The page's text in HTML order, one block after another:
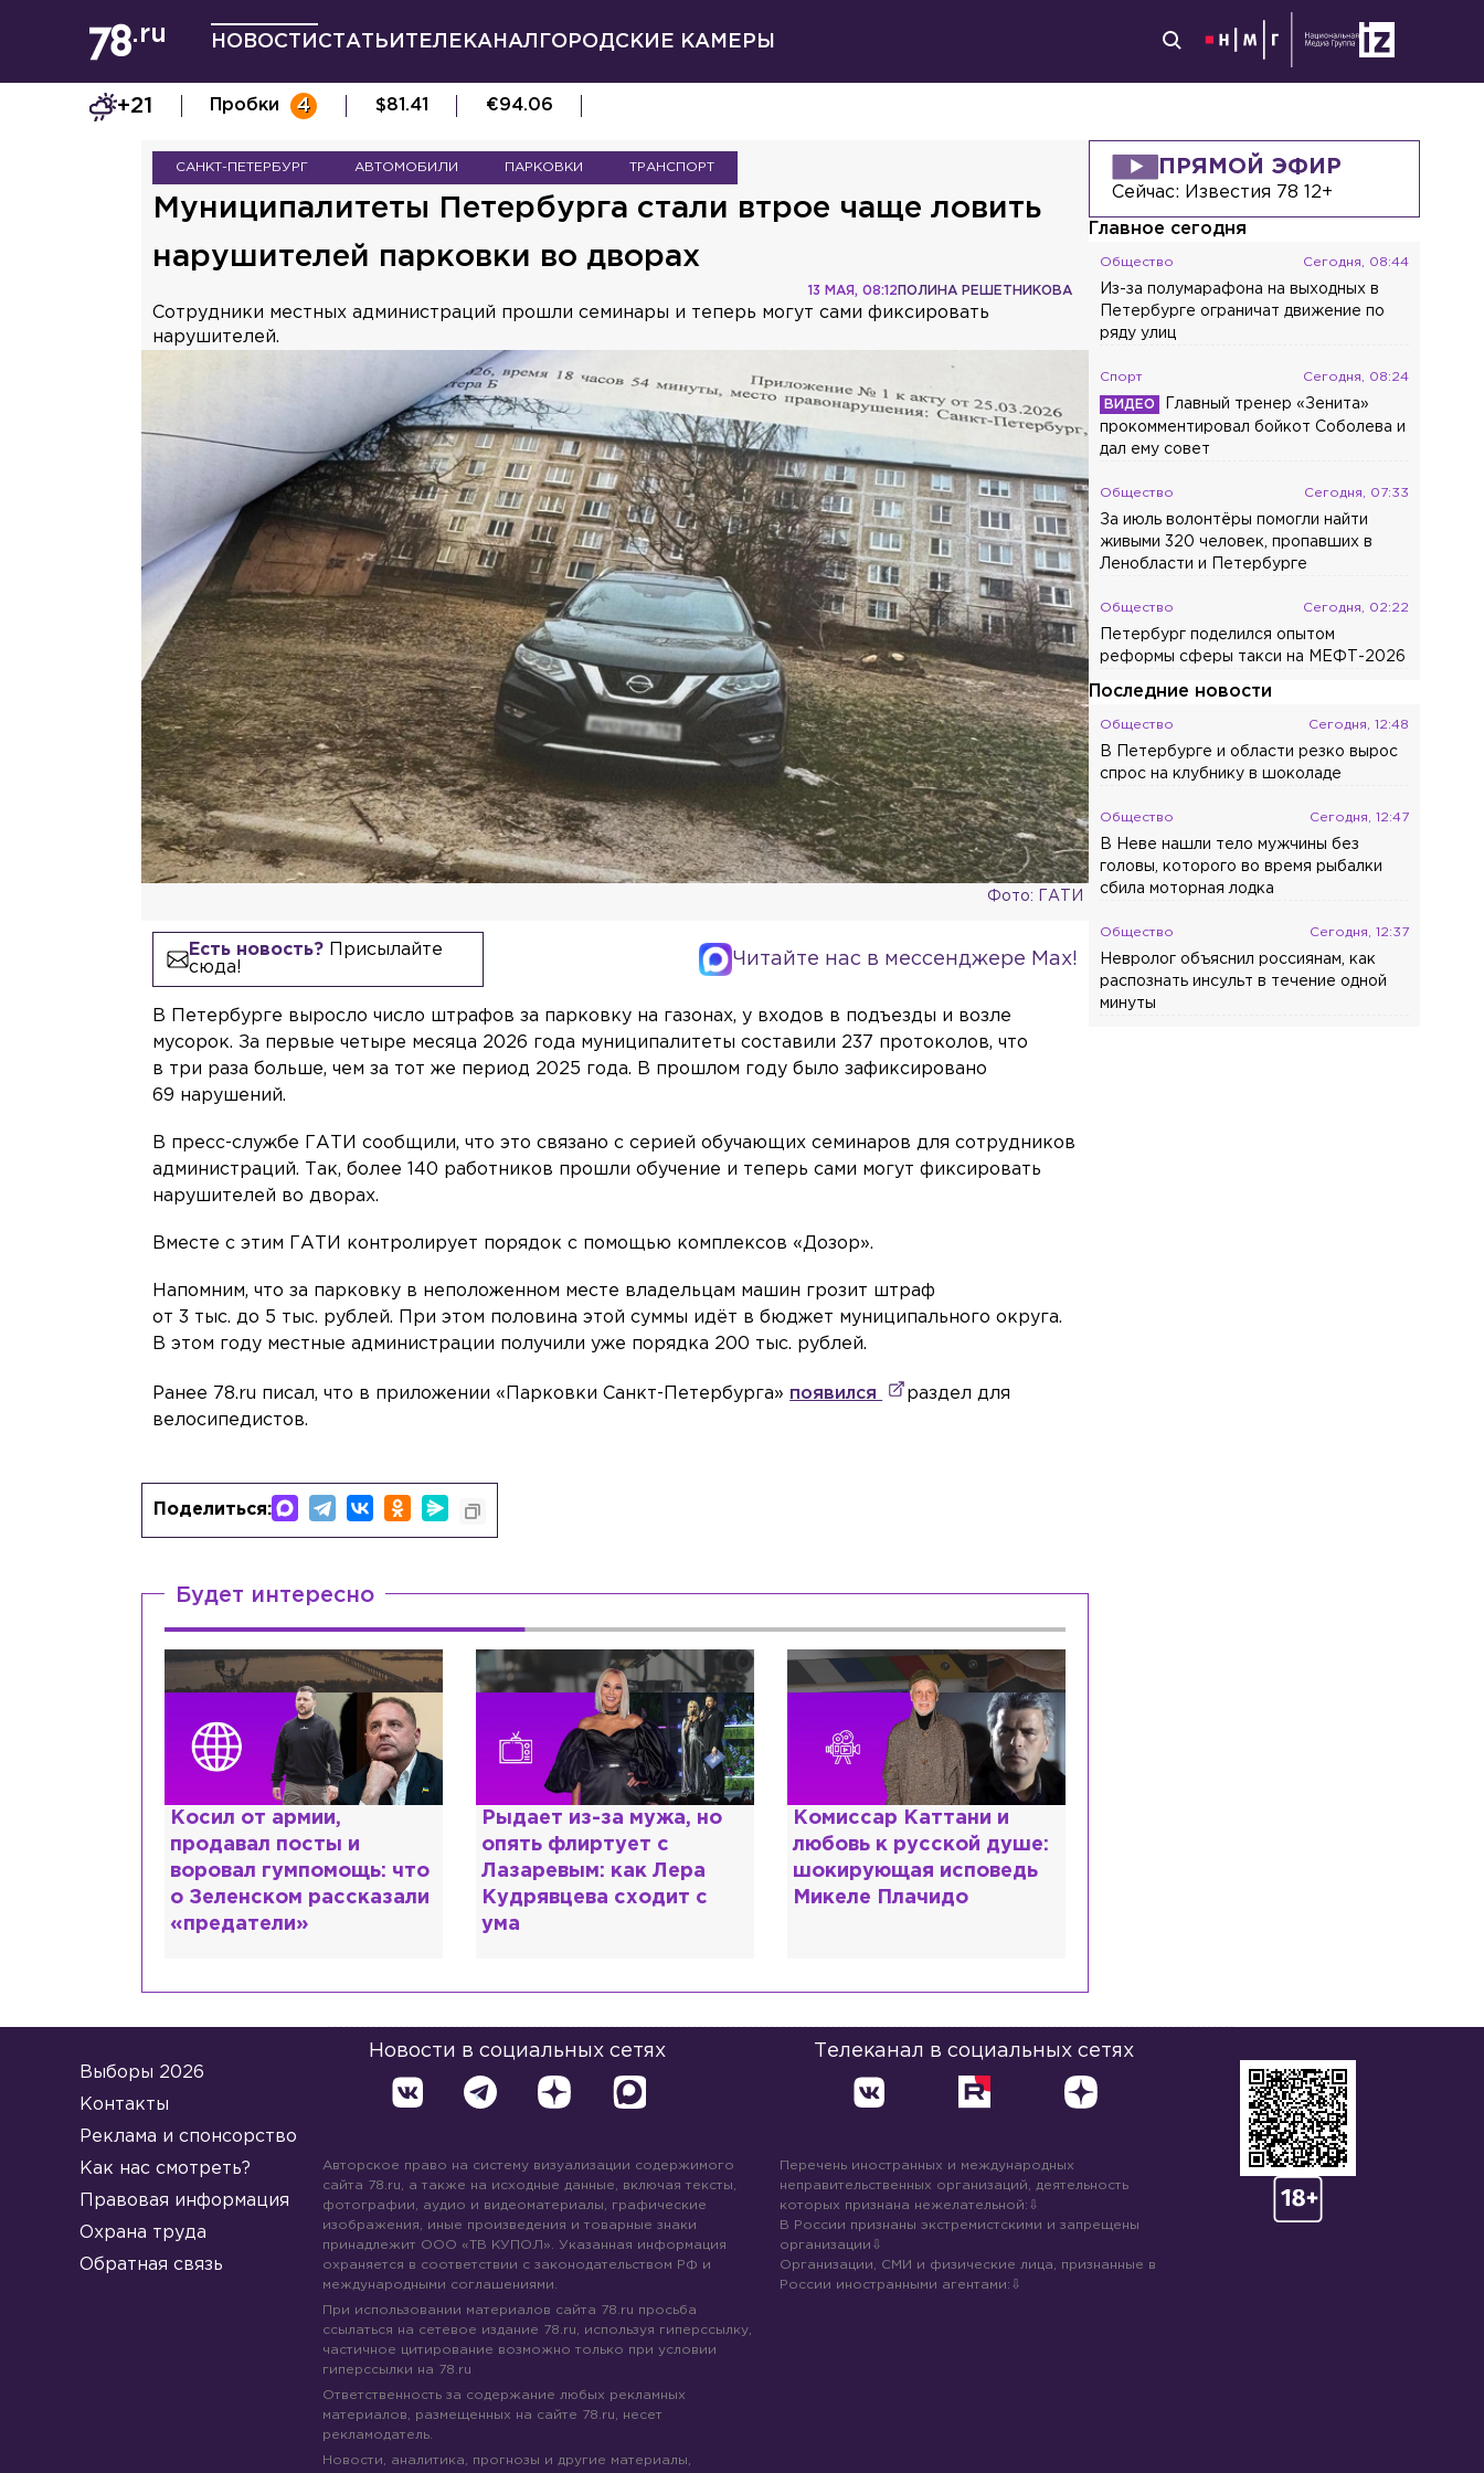
НОВОСТИ СТАТЬИ ТЕЛЕКАНАЛ ГОРОДСКИЕ КАМЕРЫ
+21 Пробки 4 $81.41 €94.06
САНКТ-ПЕТЕРБУРГ АВТОМОБИЛИ ПАРКОВКИ ТРАНСПОРТ
Муниципалитеты Петербурга стали втрое чаще ловить
нарушителей парковки во дворах
ПОЛИНА РЕШЕТНИКОВА
13 МАЯ, 08:12
Сотрудники местных администраций прошли семинары и теперь могут сами фиксировать
нарушителей.
Фото: ГАТИ
Есть новость?Присылайте
сюда!
Читайте нас в мессенджере Max!
В Петербурге выросло число штрафов за парковку на газонах, у входов в подъезды и возле
мусорок. За первые четыре месяца 2026 года муниципалитеты составили 237 протоколов, что
в три раза больше, чем за тот же период 2025 года. В прошлом году было зафиксировано
69 нарушений.
В пресс-службе ГАТИ сообщили, что это связано с серией обучающих семинаров для сотрудников
администраций. Так, более 140 работников прошли обучение и теперь сами могут фиксировать
нарушителей во дворах.
Вместе с этим ГАТИ контролирует порядок с помощью комплексов «Дозор».
Напомним, что за парковку в неположенном месте владельцам машин грозит штраф
от 3 тыс. до 5 тыс. рублей. При этом половина этой суммы идёт в бюджет муниципального округа.
В этом году местные администрации получили уже порядка 200 тыс. рублей.
Ранее 78.ru писал, что в приложении «Парковки Санкт-Петербурга» появился
раздел для
велосипедистов.
Поделиться:
Будет интересно
Косил от армии,
продавал посты и
воровал гумпомощь: что
о Зеленском рассказали
«предатели»
Рыдает из-за мужа, но
опять флиртует с
Лазаревым: как Лера
Кудрявцева сходит с
ума
Комиссар Каттани и
любовь к русской душе:
шокирующая исповедь
Микеле Плачидо
ПРЯМОЙ ЭФИР
Сейчас: Известия 78 12+
Главное сегодня
Общество Сегодня, 08:44
Из-за полумарафона на выходных в
Петербурге ограничат движение по
ряду улиц
Спорт Сегодня, 08:24
Главный тренер «Зенита»
прокомментировал бойкот Соболева и
дал ему совет
Общество Сегодня, 07:33
За июль волонтёры помогли найти
живыми 320 человек, пропавших в
Ленобласти и Петербурге
Общество Сегодня, 02:22
Петербург поделился опытом
реформы сферы такси на МЕФТ-2026
Последние новости
Общество Сегодня, 12:48
В Петербурге и области резко вырос
спрос на клубнику в шоколаде
Общество Сегодня, 12:47
В Неве нашли тело мужчины без
головы, которого во время рыбалки
сбила моторная лодка
Общество Сегодня, 12:37
Невролог объяснил россиянам, как
распознать инсульт в течение одной
минуты
Выборы 2026
Контакты
Реклама и спонсорство
Как нас смотреть?
Правовая информация
Охрана труда
Обратная связь
Новости в социальных сетях Телеканал в социальных сетях
Авторское право на систему визуализации содержимого
сайта 78.ru, а также на исходные данные, включая тексты,
фотографии, аудио и видеоматериалы, графические
изображения, иные произведения и товарные знаки
принадлежит ООО «ТВ КУПОЛ». Указанная информация
охраняется в соответствии с законодательством РФ и
международными соглашениями.
При использовании материалов сайта 78.ru просьба
ссылаться на сетевое издание 78.ru, используя гиперссылку,
частичное цитирование возможно только при условии
гиперссылки на 78.ru
Ответственность за содержание любых рекламных
материалов, размещенных на сайте 78.ru, несет
рекламодатель.
Новости, аналитика, прогнозы и другие материалы,
Перечень иностранных и международных
неправительственных организаций, деятельность
которых признана нежелательной:
В России признаны экстремистскими и запрещены
организации
Организации, СМИ и физические лица, признанные в
России иностранными агентами: